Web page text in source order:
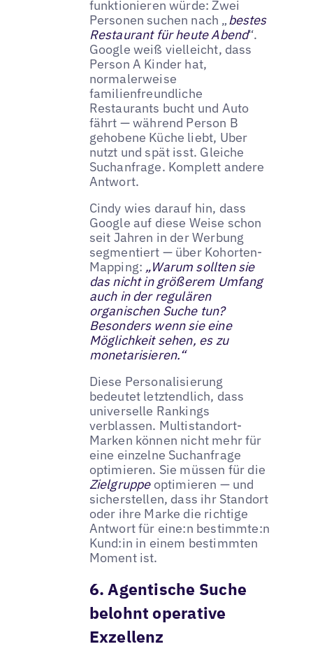
funktionieren würde: Zwei
Personen suchen nach „bestes
Restaurant für heute Abend“.
Google weiß vielleicht, dass
Person A Kinder hat,
normalerweise
familienfreundliche
Restaurants bucht und Auto
fährt — während Person B
gehobene Küche liebt, Uber
nutzt und spät isst. Gleiche
Suchanfrage. Komplett andere
Antwort.
Cindy wies darauf hin, dass
Google auf diese Weise schon
seit Jahren in der Werbung
segmentiert — über Kohorten-
Mapping: „Warum sollten sie
das nicht in größerem Umfang
auch in der regulären
organischen Suche tun?
Besonders wenn sie eine
Möglichkeit sehen, es zu
monetarisieren.“
Diese Personalisierung
bedeutet letztendlich, dass
universelle Rankings
verblassen. Multistandort-
Marken können nicht mehr für
eine einzelne Suchanfrage
optimieren. Sie müssen für die
Zielgruppeoptimieren — und
sicherstellen, dass ihr Standort
oder ihre Marke die richtige
Antwort für eine:n bestimmte:n
Kund:in in einem bestimmten
Moment ist.
6. Agentische Suche
belohnt operative
Exzellenz